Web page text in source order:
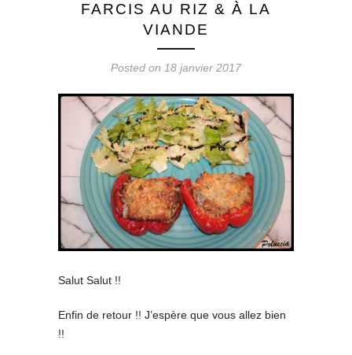
FARCIS AU RIZ & À LA
VIANDE
Posted on 18 janvier 2017
Salut Salut !!
Enfin de retour !! J’espère que vous allez bien
!!